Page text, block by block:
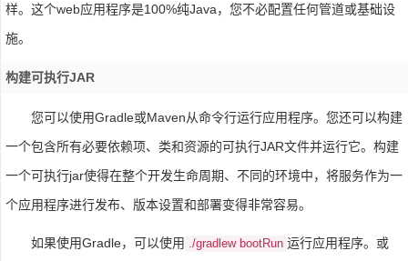
样。这个web应用程序是100%纯Java，您不必配置任何管道或基础设
施。
构建可执行JAR
您可以使用Gradle或Maven从命令行运行应用程序。您还可以构建
一个包含所有必要依赖项、类和资源的可执行JAR文件并运行它。构建
一个可执行jar使得在整个开发生命周期、不同的环境中，将服务作为一
个应用程序进行发布、版本设置和部署变得非常容易。
如果使用Gradle，可以使用 ./gradlew bootRun 运行应用程序。或